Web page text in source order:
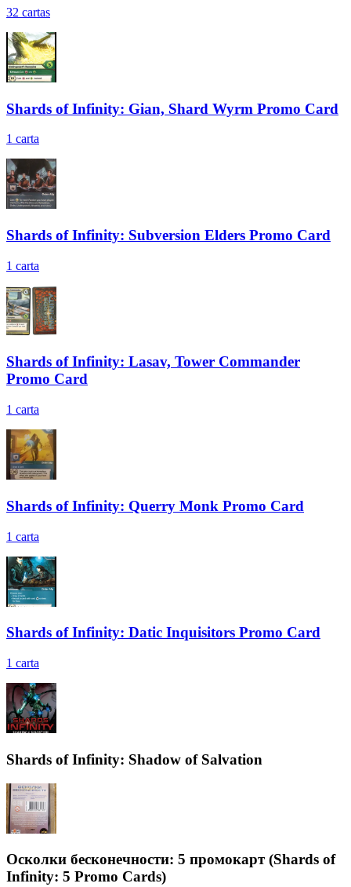
32 cartas
Shards of Infinity: Gian, Shard Wyrm Promo Card
1 carta
Shards of Infinity: Subversion Elders Promo Card
1 carta
Shards of Infinity: Lasav, Tower Commander
Promo Card
1 carta
Shards of Infinity: Querry Monk Promo Card
1 carta
Shards of Infinity: Datic Inquisitors Promo Card
1 carta
Shards of Infinity: Shadow of Salvation
Осколки бесконечности: 5 промокарт (Shards of
Infinity: 5 Promo Cards)